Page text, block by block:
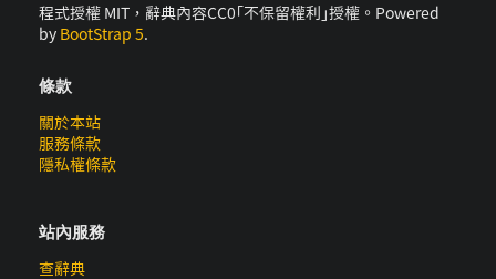
程式授權 MIT，辭典內容CC0｢不保留權利｣授權。Powered
by BootStrap 5.
條款
關於本站
服務條款
隱私權條款
站內服務
查辭典